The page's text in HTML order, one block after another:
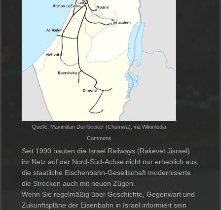
Quelle: Maximilian Dörrbecker (Chumwa), via Wikimedia
Commons
Seit 1990 bauten die Israel Railways (Rakevet Jisrael)
ihr Netz auf der Nord-Süd-Achse nicht nur erheblich aus,
die staatliche Eischenbahn-Gesellschaft modernisierte
die Strecken auch mit neuen Zügen.
Wenn Sie regelmäßig über Geschichte, Gegenwart und
Zukunftspläne der Eisenbahn in Israel informiert sein